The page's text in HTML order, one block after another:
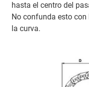
hasta el centro del
No confunda esto
la curva.